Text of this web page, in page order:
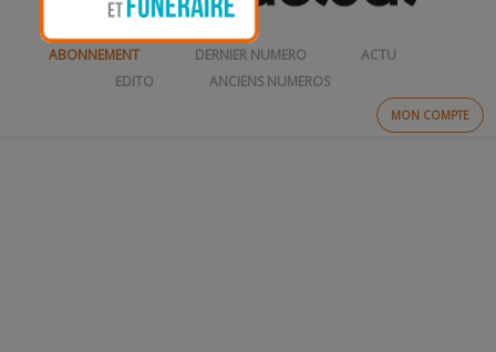
MON COMPTE
ABONNEMENT DERNIER NUMERO
ACTU
EDITO
ANCIENS NUMEROS